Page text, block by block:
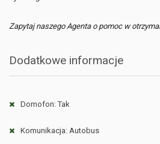
Zapytaj naszego Agenta o pomoc w
Dodatkowe informacje
Domofon: Tak
Komunikacja: Autobus